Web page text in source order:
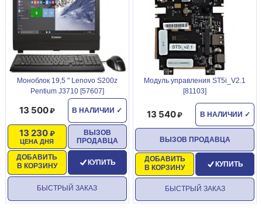
Моноблок 19,5 " Lenovo S200z
Pentium J3710 [57607]
В НАЛИЧИИ ✓
13 500
ЦЕНА ДНЯ
13 230
ДОБАВИТЬ
В КОРЗИНУ
ВЫЗОВ
ПРОДАВЦА
КУПИТЬ
БЫСТРЫЙ ЗАКАЗ
Модуль управления ST5i_V2.1
[81103]
В НАЛИЧИИ ✓
13 540
ДОБАВИТЬ
В КОРЗИНУ
ВЫЗОВ ПРОДАВЦА
КУПИТЬ
БЫСТРЫЙ ЗАКАЗ